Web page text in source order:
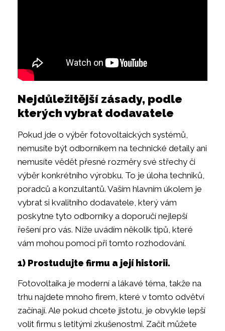
Nejdůležitější zásady, podle
kterých vybrat dodavatele
Pokud jde o výběr fotovoltaických systémů,
nemusíte být odborníkem na technické detaily ani
nemusíte vědět přesné rozměry své střechy či
výběr konkrétního výrobku. To je úloha techniků,
poradců a konzultantů. Vaším hlavním úkolem je
vybrat si kvalitního dodavatele, který vám
poskytne tyto odborníky a doporučí nejlepší
řešení pro vás. Níže uvádím několik tipů, které
vám mohou pomoci při tomto rozhodování.
1) Prostudujte firmu a její historii.
Fotovoltaika je moderní a lákavé téma, takže na
trhu najdete mnoho firem, které v tomto odvětví
začínají. Ale pokud chcete jistotu, je obvykle lepší
volit firmu s letitými zkušenostmi. Začít můžete